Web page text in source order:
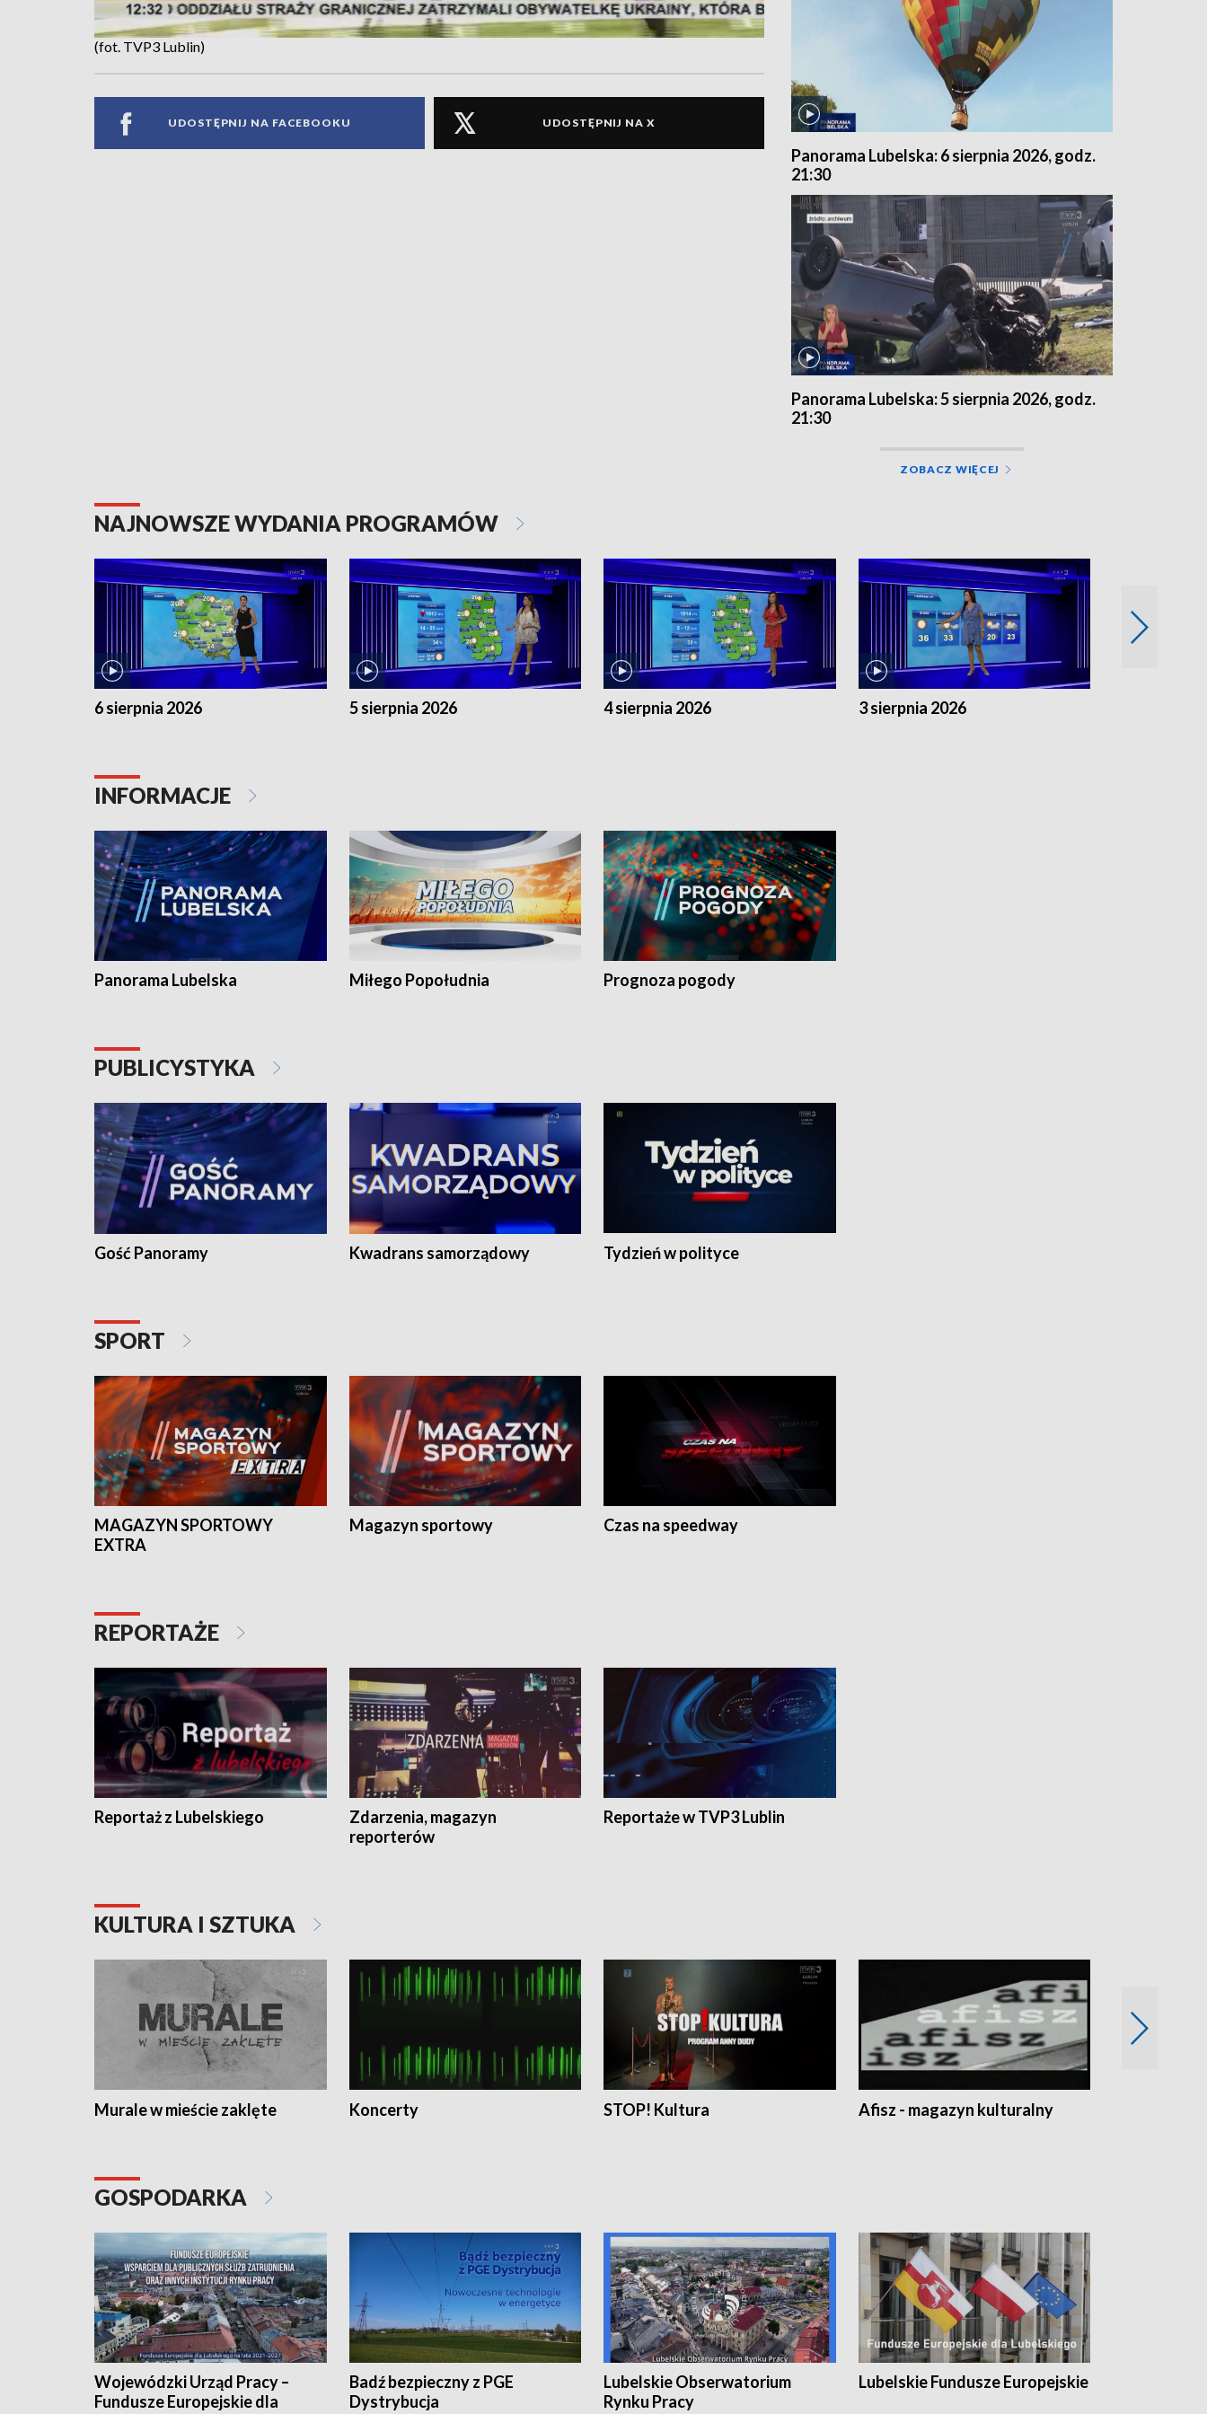
(fot. TVP3 Lublin)
UDOSTĘPNIJ NA FACEBOOKU UDOSTĘPNIJ NA X
Panorama Lubelska: 6 sierpnia 2026, godz.
21:30
Panorama Lubelska: 5 sierpnia 2026, godz.
21:30
ZOBACZ WIĘCEJ
NAJNOWSZE WYDANIA PROGRAMÓW
6 sierpnia 2026 5 sierpnia 2026 4 sierpnia 2026 3 sierpnia 2026
INFORMACJE
Panorama Lubelska Miłego Popołudnia Prognoza pogody
PUBLICYSTYKA
Gość Panoramy Kwadrans samorządowy Tydzień w polityce
SPORT
MAGAZYN SPORTOWY
EXTRA
Magazyn sportowy Czas na speedway
REPORTAŻE
Reportaż z Lubelskiego
Zdarzenia, magazyn
reporterów
Reportaże w TVP3 Lublin
KULTURA I SZTUKA
Murale w mieście zaklęte Koncerty STOP! Kultura Afisz - magazyn kulturalny
GOSPODARKA
Wojewódzki Urząd Pracy –
Fundusze Europejskie dla
Badź bezpieczny z PGE
Dystrybucja
Lubelskie Obserwatorium
Rynku Pracy
Lubelskie Fundusze Europejskie